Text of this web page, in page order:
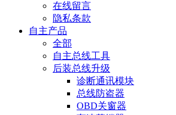
在线留言
隐私条款
自主产品
全部
自主总线工具
后装总线升级
诊断通讯模块
总线防盗器
OBD关窗器